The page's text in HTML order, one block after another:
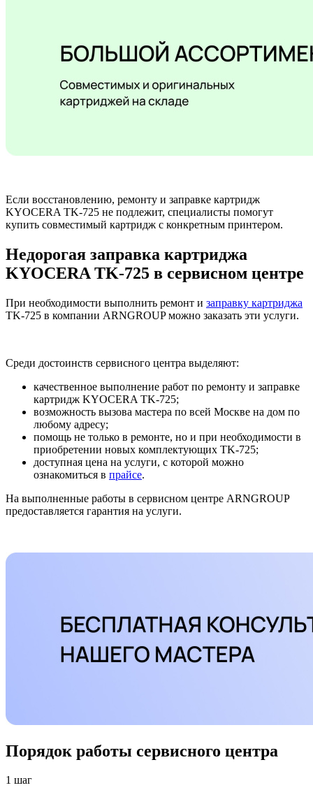
Если восстановлению, ремонту и заправке картридж
KYOCERA TK-725 не подлежит, специалисты помогут
купить совместимый картридж с конкретным принтером.
Недорогая заправка картриджа
KYOCERA TK-725 в сервисном центре
При необходимости выполнить ремонт и заправку картриджа
TK-725 в компании ARNGROUP можно заказать эти услуги.
Среди достоинств сервисного центра выделяют:
качественное выполнение работ по ремонту и заправке
картридж KYOCERA TK-725;
возможность вызова мастера по всей Москве на дом по
любому адресу;
помощь не только в ремонте, но и при необходимости в
приобретении новых комплектующих TK-725;
доступная цена на услуги, с которой можно
ознакомиться в прайсе.
На выполненные работы в сервисном центре ARNGROUP
предоставляется гарантия на услуги.
Порядок работы сервисного центра
1 шаг